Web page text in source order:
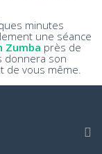
minutes
une séance
Zumba près de
donnera son
de vous même.